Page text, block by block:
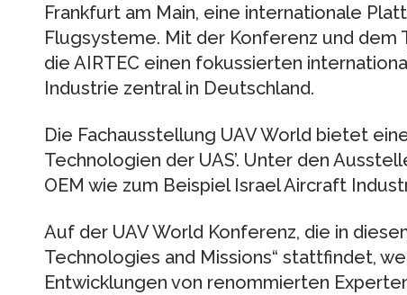
Frankfurt am Main, eine internationale
Flugsysteme. Mit der Konferenz und dem
die AIRTEC einen fokussierten
Industrie zentral in Deutschland.
Die Fachausstellung UAV World bietet
Technologien der UAS’. Unter den
OEM wie zum Beispiel Israel Aircraft
Auf der UAV World Konferenz, die in
Technologies and Missions“ stattfindet,
Entwicklungen von renommierten